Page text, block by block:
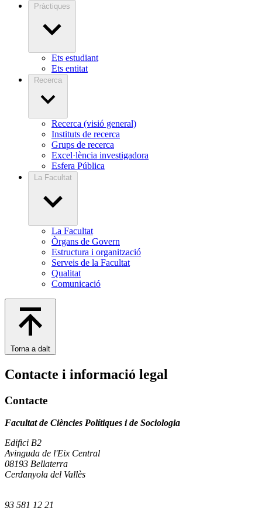
Pràctiques
Ets estudiant
Ets entitat
Recerca
Recerca (visió general)
Instituts de recerca
Grups de recerca
Excel·lència investigadora
Esfera Pública
La Facultat
La Facultat
Òrgans de Govern
Estructura i organització
Serveis de la Facultat
Qualitat
Comunicació
Torna a dalt
Contacte i informació legal
Contacte
Facultat de Ciències Polítiques i de Sociologia
Edifici B2
Avinguda de l'Eix Central
08193 Bellaterra
Cerdanyola del Vallès
93 581 12 21